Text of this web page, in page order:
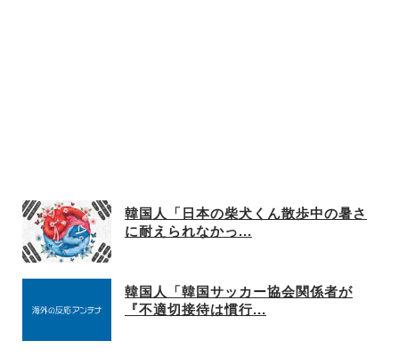
韓国人「日本の柴犬くん散歩中の暑さ
に耐えられなかっ...
韓国人「韓国サッカー協会関係者が
『不適切接待は慣行...